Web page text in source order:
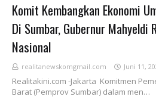
Komit Kembangkan Ekonomi
Di Sumbar, Gubernur Mahyeldi
Nasional
realitanewskomgmail.com Juni 11,
Realitakini.com -Jakarta Komitmen
Barat (Pemprov Sumbar) dalam men…